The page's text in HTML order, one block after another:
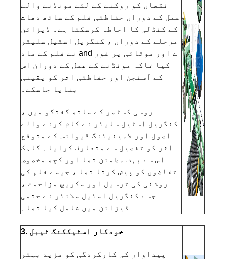
نقصان کو روکنے کے لئے مونڈنے والے
عمل کے دوران حفاظتی فلم کے ساتھ دھات
کے کنڈلی کا احاطہ کرسکتا ہے۔ ڈیزائن
مرحلے کے دوران ، کنگریل اسٹیل سلیٹر
نے فلم کے ماد and ے اور موٹائی پر غور
کیا تاکہ مونڈنے کے عمل کے دوران اس
کے آسنجن اور حفاظتی اثر کو یقینی
بنایا جاسکے۔
روسی کسٹمر کے ساتھ گفتگو میں ،
کنگریل اسٹیل سلیٹر نے کام کرنے والے
اصول اور لامینیٹنگ ڈیوائس کے متوقع
اثر کو تفصیل سے متعارف کرایا۔ گاہک
اس سے بہت مطمئن تھا اور کچھ مخصوص
تقاضوں کو پیش کرتا تھا ، جیسے فلم کی
روشنی کی ترسیل اور سکریچ مزاحمت ،
جسے کنگریل اسٹیل سلائٹر نے حتمی
ڈیزائن میں شامل کیا تھا۔
3. خودکار اسٹیککنگ ٹیبل
پیداوار کی کارکردگی کو مزید بہتر